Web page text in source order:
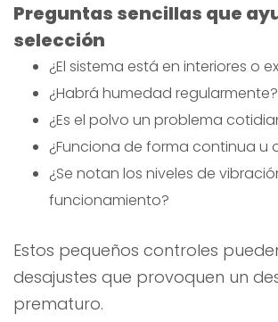
Preguntas sencillas que
selección
¿El sistema está en interiores o
¿Habrá humedad regularmente?
¿Es el polvo un problema
¿Funciona de forma continua u
¿Se notan los niveles de
funcionamiento?
Estos pequeños controles
desajustes que provoquen un
prematuro.